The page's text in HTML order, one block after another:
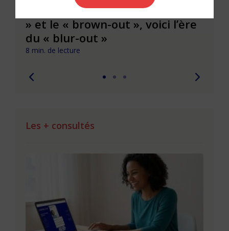
Après le burn-out, le « bore-out
» et le « brown-out », voici l’ère
du « blur-out »
8 min. de lecture
Les + consultés